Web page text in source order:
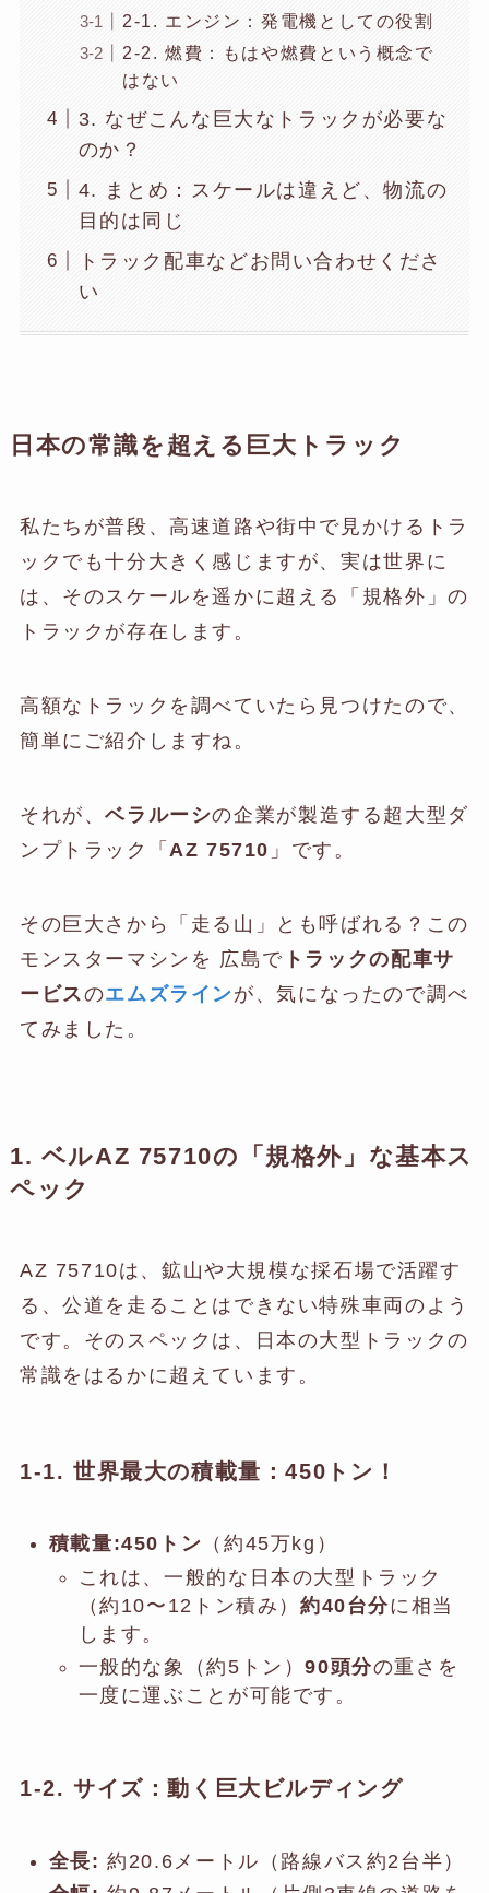
2-1. エンジン：発電機としての役割
2-2. 燃費：もはや燃費という概念で
はない
3. なぜこんな巨大なトラックが必要な
のか？
4. まとめ：スケールは違えど、物流の
目的は同じ
トラック配車などお問い合わせくださ
い
日本の常識を超える巨大トラック
私たちが普段、高速道路や街中で見かけるトラ
ックでも十分大きく感じますが、実は世界に
は、そのスケールを遥かに超える「規格外」の
トラックが存在します。
高額なトラックを調べていたら見つけたので、
簡単にご紹介しますね。
それが、ベラルーシの企業が製造する超大型ダ
ンプトラック「 AZ 75710 」です。
その巨大さから「走る山」とも呼ばれる？この
モンスターマシンを 広島で トラックの配車サ
ービスのエムズラインが、気になったので調べ
てみました。
1. ベルAZ 75710の「規格外」な基本ス
ペック
AZ 75710は、鉱山や大規模な採石場で活躍す
る、公道を走ることはできない特殊車両のよう
です。そのスペックは、日本の大型トラックの
常識をはるかに超えています。
1-1. 世界最大の積載量：450トン！
積載量:450トン （約45万kg）
これは、一般的な日本の大型トラック
（約10〜12トン積み）約40台分に相当
します。
一般的な象（約5トン）90頭分の重さを
一度に運ぶことが可能です。
1-2. サイズ：動く巨大ビルディング
全長: 約20.6メートル（路線バス約2台半）